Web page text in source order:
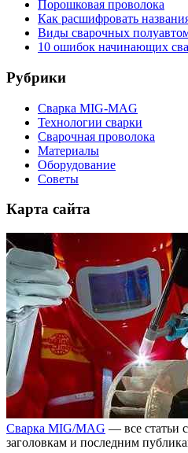
Порошковая проволока
Как расшифровать
Виды сварочных
10 ошибок начинающих
Рубрики
Сварка MIG-MAG
Технологии сварки
Сварочная проволока
Материалы
Оборудование
Советы
Карта сайта
Сварка MIG/MAG — все статьи
заголовкам и последним